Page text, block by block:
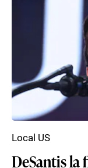
DeSantis
Local US